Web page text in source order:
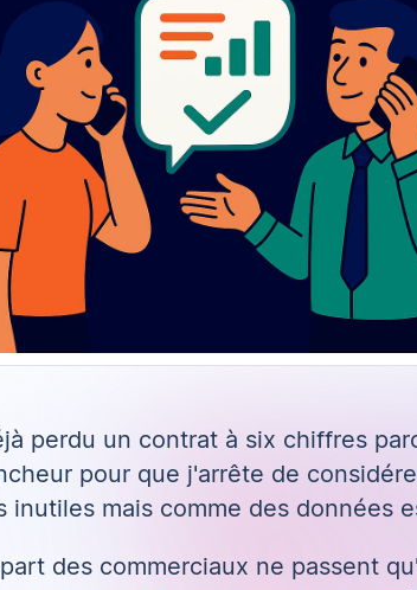
perdu un contrat à six chiffres
pour que j'arrête de
inutiles mais comme des données
des commerciaux ne passent